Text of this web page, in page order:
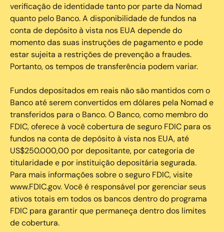
verificação de identidade tanto por parte da Nomad
quanto pelo Banco. A disponibilidade de fundos na
conta de depósito à vista nos EUA depende do
momento das suas instruções de pagamento e pode
estar sujeita a restrições de prevenção a fraudes.
Portanto, os tempos de transferência podem variar.
Fundos depositados em reais não são mantidos com o
Banco até serem convertidos em dólares pela Nomad e
transferidos para o Banco. O Banco, como membro do
FDIC, oferece à você cobertura de seguro FDIC para os
fundos na conta de depósito à vista nos EUA, até
US$250.000,00 por depositante, por categoria de
titularidade e por instituição depositária segurada.
Para mais informações sobre o seguro FDIC, visite
www.FDIC.gov. Você é responsável por gerenciar seus
ativos totais em todos os bancos dentro do programa
FDIC para garantir que permaneça dentro dos limites
de cobertura.